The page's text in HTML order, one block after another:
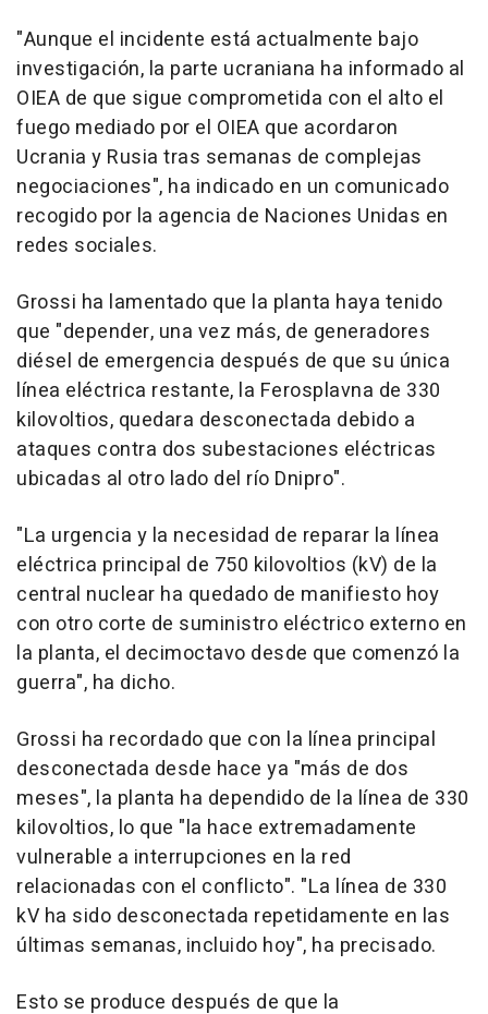
"Aunque el incidente está actualmente bajo
investigación, la parte ucraniana ha informado al
OIEA de que sigue comprometida con el alto el
fuego mediado por el OIEA que acordaron
Ucrania y Rusia tras semanas de complejas
negociaciones", ha indicado en un comunicado
recogido por la agencia de Naciones Unidas en
redes sociales.
Grossi ha lamentado que la planta haya tenido
que "depender, una vez más, de generadores
diésel de emergencia después de que su única
línea eléctrica restante, la Ferosplavna de 330
kilovoltios, quedara desconectada debido a
ataques contra dos subestaciones eléctricas
ubicadas al otro lado del río Dnipro".
"La urgencia y la necesidad de reparar la línea
eléctrica principal de 750 kilovoltios (kV) de la
central nuclear ha quedado de manifiesto hoy
con otro corte de suministro eléctrico externo en
la planta, el decimoctavo desde que comenzó la
guerra", ha dicho.
Grossi ha recordado que con la línea principal
desconectada desde hace ya "más de dos
meses", la planta ha dependido de la línea de 330
kilovoltios, lo que "la hace extremadamente
vulnerable a interrupciones en la red
relacionadas con el conflicto". "La línea de 330
kV ha sido desconectada repetidamente en las
últimas semanas, incluido hoy", ha precisado.
Esto se produce después de que la